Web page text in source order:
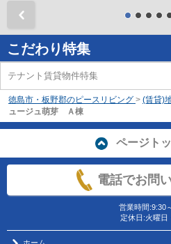
こだわり特集
テナント賃貸物件特集
徳島市・板野郡のピースリビング > (賃貸)
ュージュ萌芽 Ａ棟
ページト
電話でお問
営業時間:9:30
定休日:火曜日